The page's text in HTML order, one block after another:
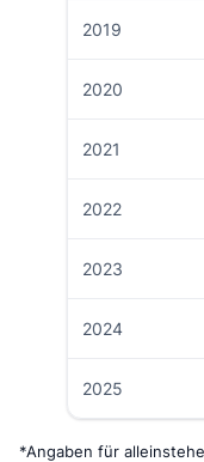
2019
2020
2021
2022
2023
2024
2025
*Angaben für